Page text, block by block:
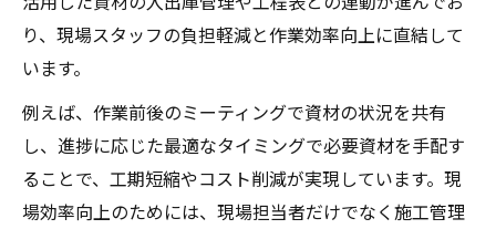
術
転職希望者に必須のプラント工事資材管理とは
転職時に求められるプラント工事資材管理
の役割
資材管理経験が転職市場で評価される理由
と傾向
り、現場スタッフの負担軽減と作業効率向上に直結して
います。
例えば、作業前後のミーティングで資材の状況を共有
し、進捗に応じた最適なタイミングで必要資材を手配す
ることで、工期短縮やコスト削減が実現しています。現
場効率向上のためには、現場担当者だけでなく施工管理